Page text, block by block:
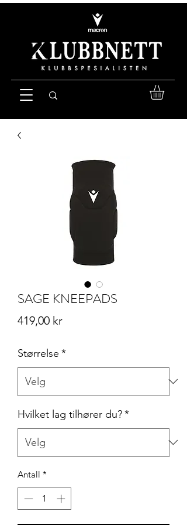
SAGE KNEEPADS
419,00 krPris
Størrelse *
Hvilket lag tilhører du?*
Antall *